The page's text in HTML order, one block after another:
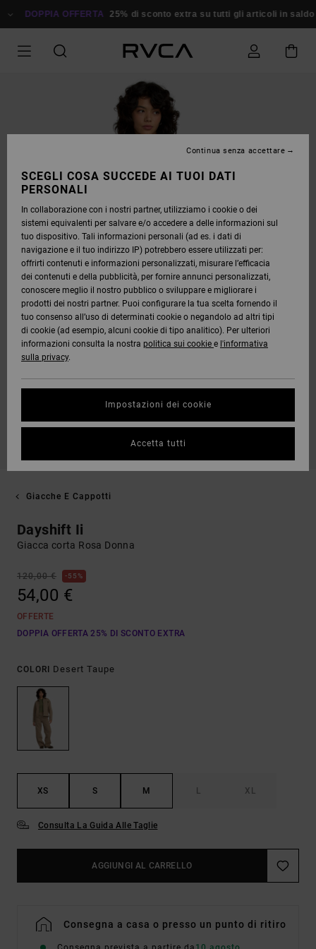
ALLE
DOPPIA OFFERTA 25% di sconto extra su tutti gli articoli in
Giacche E Cappotti
Dayshift Ii
Giacca corta Rosa Donna
120,00 € 55%
54,00 €
OFFERTE
DOPPIA OFFERTA 25% DI SCONTO EXTRA
COLORI Desert Taupe
XS S M L XL
Consulta La Guida Alle Taglie
AGGIUNGI AL CARRELLO
Consegna a casa o presso un punto di ritiro
SCEGLI COSA SUCCEDE AI TUOI DATI
PERSONALI
In collaborazione con i nostri partner, utilizziamo i cookie o dei
sistemi equivalenti per salvare e/o accedere a delle informazioni sul
tuo dispositivo. Tali informazioni personali (ad es. i dati di
navigazione e il tuo indirizzo IP) potrebbero essere utilizzati per:
offrirti contenuti e informazioni personalizzati, misurare l’efficacia
dei contenuti e della pubblicità, per fornire annunci personalizzati,
conoscere meglio il nostro pubblico o sviluppare e migliorare i
prodotti dei nostri partner. Puoi configurare la tua scelta fornendo il
tuo consenso all’uso di determinati cookie o negandolo ad altri tipi
di cookie (ad esempio, alcuni cookie di tipo analitico). Per ulteriori
informazioni consulta la nostra politica sui cookie e l'informativa
sulla privacy.
Impostazioni dei cookie
Continua senza accettare
Accetta tutti